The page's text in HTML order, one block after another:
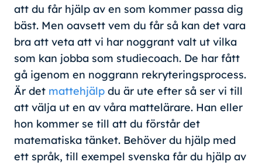
att du får hjälp av en som kommer passa dig
bäst. Men oavsett vem du får så kan det vara
bra att veta att vi har noggrant valt ut vilka
som kan jobba som studiecoach. De har fått
gå igenom en noggrann rekryteringsprocess.
Är det mattehjälp du är ute efter så ser vi till
att välja ut en av våra mattelärare. Han eller
hon kommer se till att du förstår det
matematiska tänket. Behöver du hjälp med
ett språk, till exempel svenska får du hjälp av